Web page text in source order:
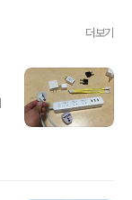
더보기